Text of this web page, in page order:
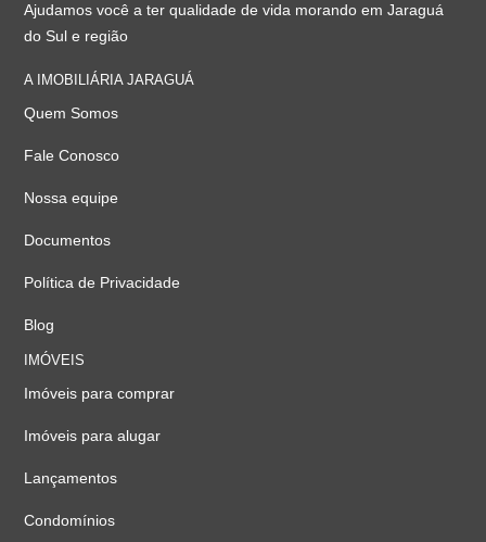
Ajudamos você a ter qualidade de vida morando em Jaraguá
do Sul e região
A IMOBILIÁRIA JARAGUÁ
Quem Somos
Fale Conosco
Nossa equipe
Documentos
Política de Privacidade
Blog
IMÓVEIS
Imóveis para comprar
Imóveis para alugar
Lançamentos
Condomínios